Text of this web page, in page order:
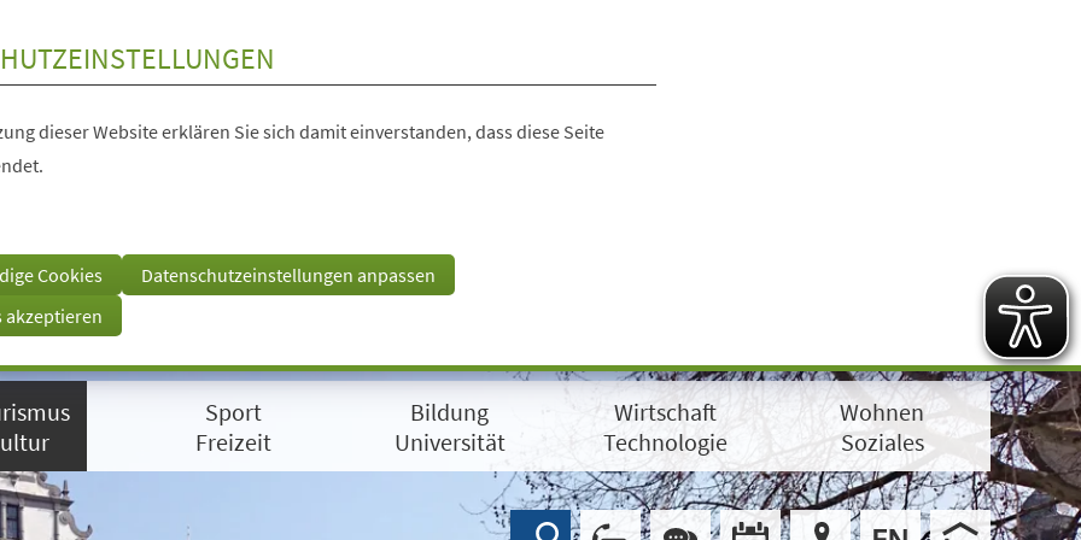
dieser Website erklären Sie sich damit einverstanden, dass diese Seite
Cookies
Datenschutzeinstellungen anpassen
akzeptieren
Sport
Freizeit
Bildung
Universität
Wirtschaft
Technologie
Wohnen
Soziales